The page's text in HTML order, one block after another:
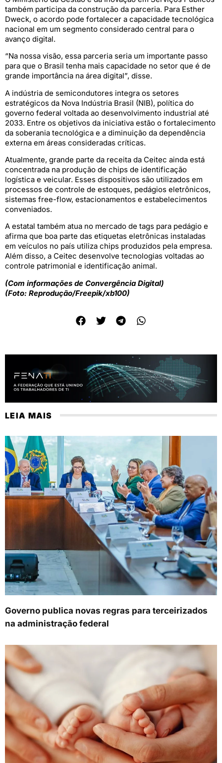
também participa da construção da parceria. Para Esther
Dweck, o acordo pode fortalecer a capacidade tecnológica
nacional em um segmento considerado central para o
avanço digital.
“Na nossa visão, essa parceria seria um importante passo
para que o Brasil tenha mais capacidade no setor que é de
grande importância na área digital”, disse.
A indústria de semicondutores integra os setores
estratégicos da Nova Indústria Brasil (NIB), política do
governo federal voltada ao desenvolvimento industrial até
2033. Entre os objetivos da iniciativa estão o fortalecimento
da soberania tecnológica e a diminuição da dependência
externa em áreas consideradas críticas.
Atualmente, grande parte da receita da Ceitec ainda está
concentrada na produção de chips de identificação
logística e veicular. Esses dispositivos são utilizados em
processos de controle de estoques, pedágios eletrônicos,
sistemas free-flow, estacionamentos e estabelecimentos
conveniados.
A estatal também atua no mercado de tags para pedágio e
afirma que boa parte das etiquetas eletrônicas instaladas
em veículos no país utiliza chips produzidos pela empresa.
Além disso, a Ceitec desenvolve tecnologias voltadas ao
controle patrimonial e identificação animal.
(Com informações de Convergência Digital)
(Foto: Reprodução/Freepik/xb100)
LEIA MAIS
Governo publica novas regras para terceirizados
na administração federal